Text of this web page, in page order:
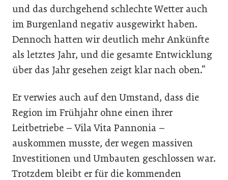
und das durchgehend schlechte Wetter auch
im Burgenland negativ ausgewirkt haben.
Dennoch hatten wir deutlich mehr Ankünfte
als letztes Jahr, und die gesamte Entwicklung
über das Jahr gesehen zeigt klar nach oben.“
Er verwies auch auf den Umstand, dass die
Region im Frühjahr ohne einen ihrer
Leitbetriebe – Vila Vita Pannonia –
auskommen musste, der wegen massiven
Investitionen und Umbauten geschlossen war.
Trotzdem bleibt er für die kommenden